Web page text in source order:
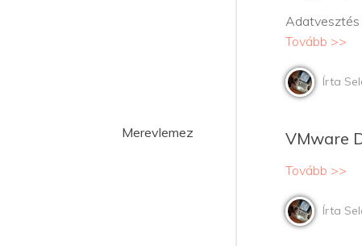
Adatvesztés
Tovább >>
Írta
Merevlemez VMware
Tovább >>
Írta